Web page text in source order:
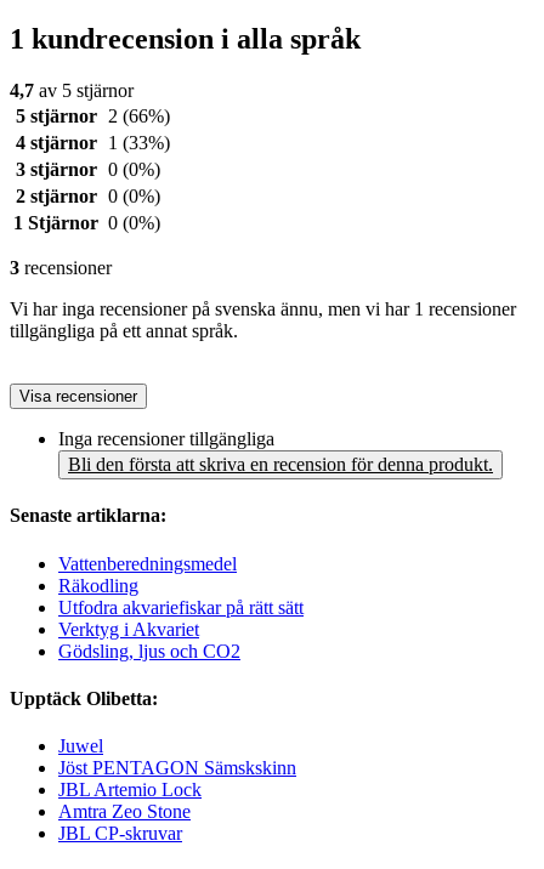
1 kundrecension i alla språk
4,7 av 5 stjärnor
5 stjärnor
2 (66%)
4 stjärnor
1 (33%)
3 stjärnor 0 (0%)
2 stjärnor 0 (0%)
1 Stjärnor 0 (0%)
3 recensioner
Vi har inga recensioner på svenska ännu, men vi har 1 recensioner
tillgängliga på ett annat språk.
Visa recensioner
Inga recensioner tillgängliga
Bli den första att skriva en recension för denna produkt.
Senaste artiklarna:
Vattenberedningsmedel
Räkodling
Utfodra akvariefiskar på rätt sätt
Verktyg i Akvariet
Gödsling, ljus och CO2
Upptäck Olibetta:
Juwel
Jöst PENTAGON Sämskskinn
JBL Artemio Lock
Amtra Zeo Stone
JBL CP-skruvar